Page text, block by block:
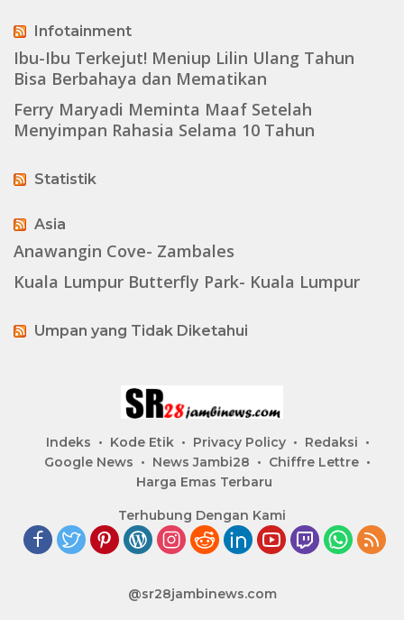
Infotainment
Ibu-Ibu Terkejut! Meniup Lilin Ulang Tahun
Bisa Berbahaya dan Mematikan
Ferry Maryadi Meminta Maaf Setelah
Menyimpan Rahasia Selama 10 Tahun
Statistik
Asia
Anawangin Cove- Zambales
Kuala Lumpur Butterfly Park- Kuala Lumpur
Umpan yang Tidak Diketahui
Indeks Kode Etik Privacy Policy
Redaksi
Google News
News Jambi28
Chiffre Lettre
Harga Emas Terbaru
Terhubung Dengan Kami
@sr28jambinews.com